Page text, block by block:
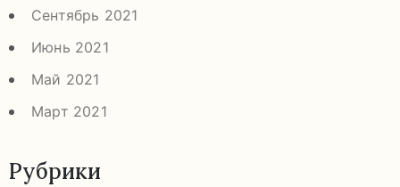
Сентябрь 2021
Июнь 2021
Май 2021
Март 2021
Рубрики